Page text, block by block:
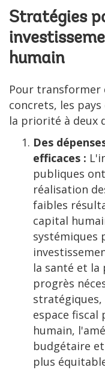
Stratégies
humain
Pour transformer
concrets, les pays
la priorité à deux
Des
efficaces :
publiques
réalisation
faibles
capital
systémiques
la santé et la
progrès
espace fiscal
humain,
budgétaire
plus